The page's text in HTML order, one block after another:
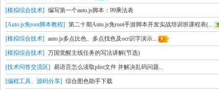
[模拟综合技术] 编写第一个auto.js脚本：99乘法表
[Auto.js免root脚本教程] 第二十期Auto.js免root手游脚本开发实战培训班课程表(...
[模拟综合技术] auto.js多点比色、多点找色及ocr识字演示...
[模拟综合技术] 万国觉醒主线任务的写法讲解(节选)
[技术问答交流区] 易语言怎么读取plist文件 并解决乱码问题...
[编程工具、源码分享] 综合图色助手下载